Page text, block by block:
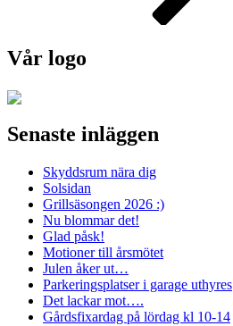
Vår logo
Senaste inläggen
Skyddsrum nära dig
Solsidan
Grillsäsongen 2026 :)
Nu blommar det!
Glad påsk!
Motioner till årsmötet
Julen åker ut…
Parkeringsplatser i garage uthyres
Det lackar mot….
Gårdsfixardag på lördag kl 10-14